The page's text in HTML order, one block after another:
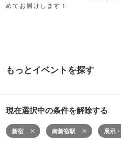
めてお届けします！
もっとイベントを探す
現在選択中の条件を解除する
新宿 南新宿駅 展示